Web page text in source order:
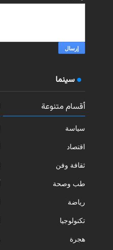
سينما
أقسام متنوعة
سياسة
اقتصاد
ثقافة وفن
طب وصحة
رياضة
تكنولوجيا
هجرة